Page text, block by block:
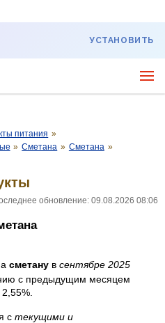
УСТАНОВИТЬ
питания »
» Сметана » Сметана »
обновление: 09.08.2026 08:06
сметану в сентябре 2025
с предыдущим месяцем
с текущими и